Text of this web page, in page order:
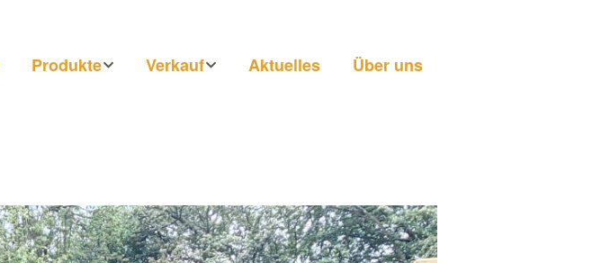
Produkte
Verkauf
Direkt bei uns
Aktuelles Über uns